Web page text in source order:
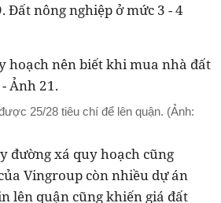
Đất nông nghiệp ở mức 3 - 4
25/28 tiêu chí để lên quận. (Ảnh:
đường xá quy hoạch cũng
Vingroup còn nhiều dự án
lên quận cũng khiến giá đất